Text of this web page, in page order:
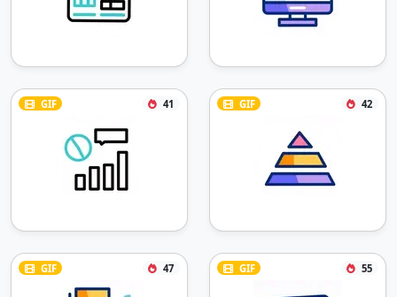
GIF 41 GIF 42
GIF 47 GIF 55